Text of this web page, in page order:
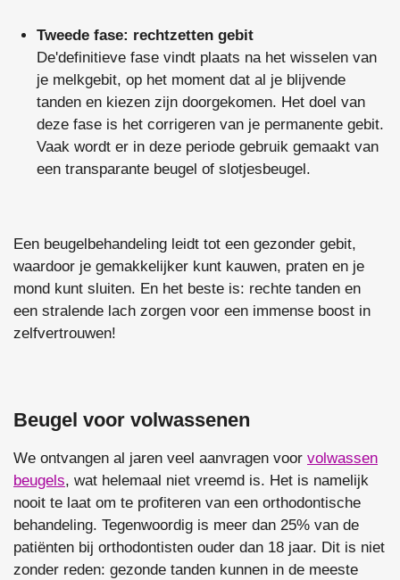
Tweede fase: rechtzetten gebit
De'definitieve fase vindt plaats na het wisselen van
je melkgebit, op het moment dat al je blijvende
tanden en kiezen zijn doorgekomen. Het doel van
deze fase is het corrigeren van je permanente gebit.
Vaak wordt er in deze periode gebruik gemaakt van
een transparante beugel of slotjesbeugel.
Een beugelbehandeling leidt tot een gezonder gebit,
waardoor je gemakkelijker kunt kauwen, praten en je
mond kunt sluiten. En het beste is: rechte tanden en
een stralende lach zorgen voor een immense boost in
zelfvertrouwen!
Beugel voor volwassenen
We ontvangen al jaren veel aanvragen voor volwassen
beugels, wat helemaal niet vreemd is. Het is namelijk
nooit te laat om te profiteren van een orthodontische
behandeling. Tegenwoordig is meer dan 25% van de
patiënten bij orthodontisten ouder dan 18 jaar. Dit is niet
zonder reden: gezonde tanden kunnen in de meeste